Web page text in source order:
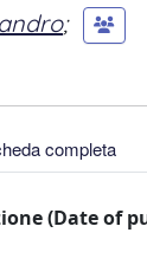
;
completa
(Date of